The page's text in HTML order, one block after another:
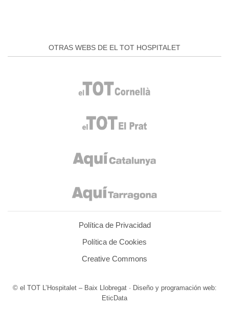
OTRAS WEBS DE EL TOT HOSPITALET
Política de Privacidad
Política de Cookies
Creative Commons
© el TOT L’Hospitalet – Baix Llobregat · Diseño y programación web:
EticData